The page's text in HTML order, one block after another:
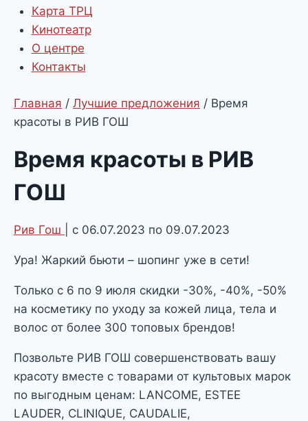
Карта ТРЦ
Кинотеатр
О центре
Контакты
Главная / Лучшие предложения / Время
красоты в РИВ ГОШ
Время красоты в РИВ
ГОШ
Рив Гош | с 06.07.2023 по 09.07.2023
Ура! Жаркий бьюти – шопинг уже в сети!
Только с 6 по 9 июля скидки -30%, -40%, -50%
на косметику по уходу за кожей лица, тела и
волос от более 300 топовых брендов!
Позвольте РИВ ГОШ совершенствовать вашу
красоту вместе с товарами от культовых марок
по выгодным ценам: LANCOME, ESTEE
LAUDER, CLINIQUE, CAUDALIE,